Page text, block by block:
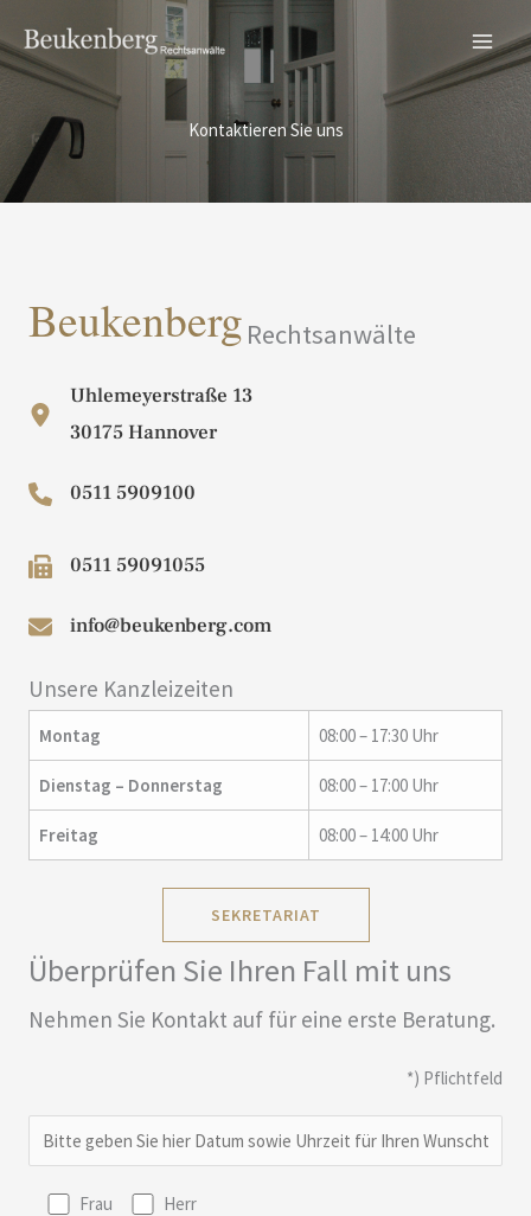
Inhalt
springen
Kontaktieren Sie uns
Beukenberg Rechtsanwälte
Uhlemeyerstraße 13
30175 Hannover
0511 5909100
0511 59091055
info@beukenberg.com
Unsere Kanzleizeiten
Montag 08:00 – 17:30 Uhr
Dienstag – Donnerstag 08:00 – 17:00 Uhr
Freitag 08:00 – 14:00 Uhr
SEKRETARIAT
Überprüfen Sie Ihren Fall mit uns
Nehmen Sie Kontakt auf für eine erste Beratung.
*) Pflichtfeld
Frau Herr